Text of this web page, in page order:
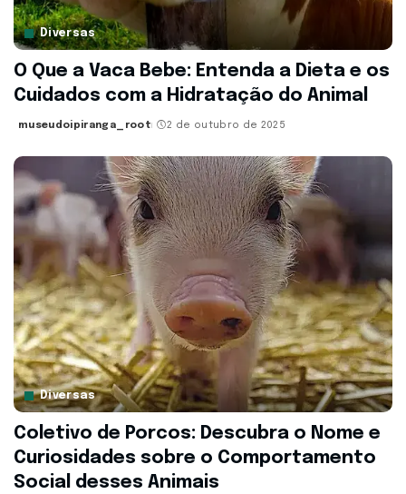
Diversas
O Que a Vaca Bebe: Entenda a Dieta e os
Cuidados com a Hidratação do Animal
museudoipiranga_root 2 de outubro de 2025
Diversas
Coletivo de Porcos: Descubra o Nome e
Curiosidades sobre o Comportamento
Social desses Animais